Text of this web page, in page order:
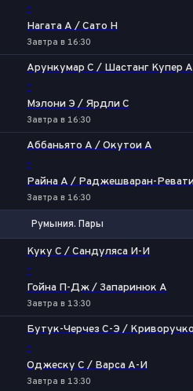
-
Нагата А / Сато Н
Завтра в 16:30
Арункумар С / Шастанг Купер А
-
Мэлони Э / Ярдли С
Завтра в 16:30
Аббаньято А / Окутои А
-
Райна А / Раджешваран-
Завтра в 16:30
Румыния. Пары
Куку С / Сандуляса И-И
-
Гойна П-Дж / Запаринюк А
Завтра в 13:30
Бутук-Черчез С-Э /
-
Оджеску С / Варса А-И
Завтра в 13:30